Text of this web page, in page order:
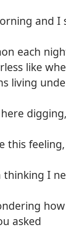
and I
each
like
living
this
thinking I
asked